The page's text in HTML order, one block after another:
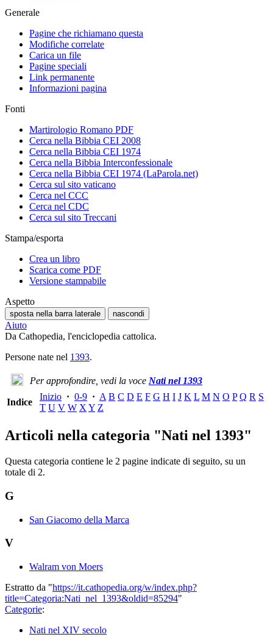
Generale
Pagine che richiamano questa
Modifiche correlate
Carica un file
Pagine speciali
Link permanente
Informazioni pagina
Fonti
Martirologio Romano PDF
Cerca nella Bibbia CEI 2008
Cerca nella Bibbia CEI 1974
Cerca nella Bibbia Interconfessionale
Cerca nella Bibbia CEI 1974 (LaParola.net)
Cerca sul sito vaticano
Cerca nel CCC
Cerca nel CDC
Cerca sul sito Treccani
Stampa/esporta
Crea un libro
Scarica come PDF
Versione stampabile
Aspetto
sposta nella barra laterale nascondi
Aiuto
Da Cathopedia, l'enciclopedia cattolica.
Persone nate nel 1393.
Per approfondire, vedi la voce Nati nel 1393
Indice
Inizio · 0-9 · A B C D E F G H I J K L M N O P Q R S
T U V W XY Z
Articoli nella categoria "Nati nel 1393"
Questa categoria contiene le 2 pagine indicate di seguito, su un
totale di 2.
G
San Giacomo della Marca
V
Walram von Moers
Estratto da "https://it.cathopedia.org/w/index.php?
title=Categoria:Nati_nel_1393&oldid=85294"
Categorie:
Nati nel XIV secolo